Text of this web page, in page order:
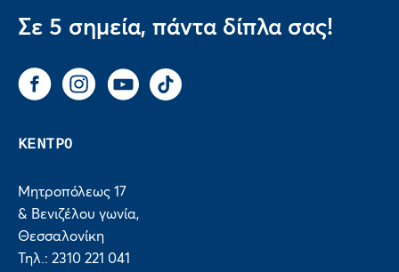
Σε 5 σημεία, πάντα δίπλα σας!
FacebookInstagram
You Tube Tik Tok
ΚΕΝΤΡΟ
Μητροπόλεως 17
& Βενιζέλου γωνία,
Θεσσαλονίκη
Τηλ.: 2310 221 041